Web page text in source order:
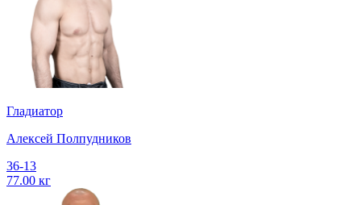
Гладиатор
Алексей Полпудников
36-13
77.00 кг